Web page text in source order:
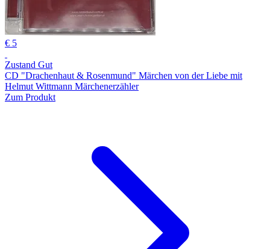
€ 5
Zustand Gut
CD "Drachenhaut & Rosenmund" Märchen von der Liebe mit
Helmut Wittmann Märchenerzähler
Zum Produkt